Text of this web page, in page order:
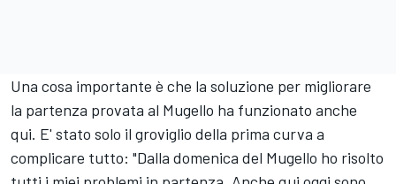
Una cosa importante è che la soluzione per migliorare
la partenza provata al Mugello ha funzionato anche
qui. E' stato solo il groviglio della prima curva a
complicare tutto: "Dalla domenica del Mugello ho risolto